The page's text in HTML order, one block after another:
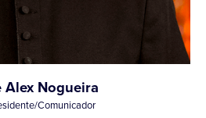
Alex Nogueira
Comunicador